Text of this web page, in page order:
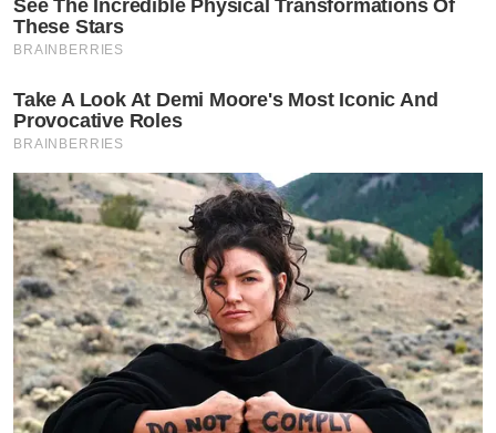
See The Incredible Physical Transformations Of
These Stars
BRAINBERRIES
Take A Look At Demi Moore's Most Iconic And
Provocative Roles
BRAINBERRIES